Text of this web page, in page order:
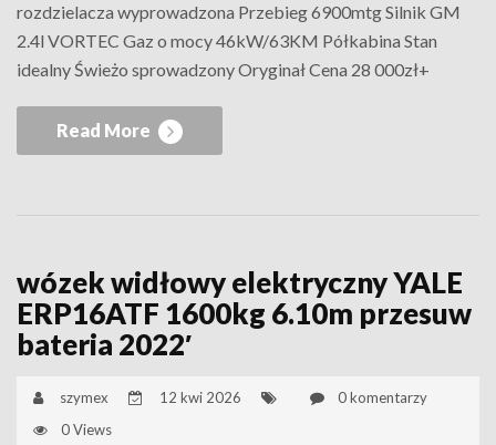
rozdzielacza wyprowadzona Przebieg 6900mtg Silnik GM
2.4l VORTEC Gaz o mocy 46kW/63KM Półkabina Stan
idealny Świeżo sprowadzony Oryginał Cena 28 000zł+
Read More
wózek widłowy elektryczny YALE
ERP16ATF 1600kg 6.10m przesuw
bateria 2022′
szymex 12 kwi 2026
0 komentarzy
0 Views